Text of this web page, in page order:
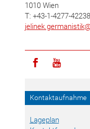
1010 Wien
T: +43-1-4277-42238
jelinek.germanistik
IconIcon
Kontaktaufnahme
Lageplan